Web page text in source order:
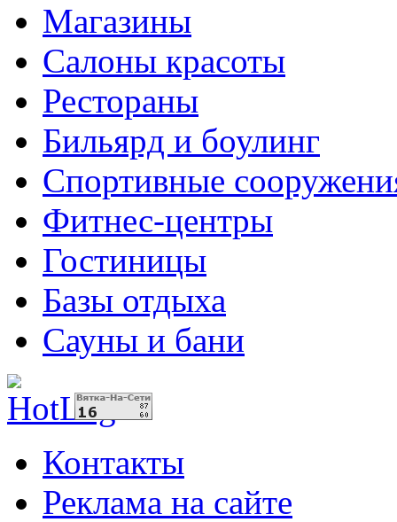
Магазины
Салоны красоты
Рестораны
Бильярд и боулинг
Спортивные
Фитнес-центры
Гостиницы
Базы отдыха
Сауны и бани
Контакты
Реклама на сайте